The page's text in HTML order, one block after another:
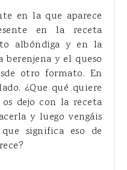
en la que aparece
en la receta
albóndiga y en la
berenjena y el queso
otro formato. En
¿Que qué quiere
dejo con la receta
y luego vengáis
significa eso de